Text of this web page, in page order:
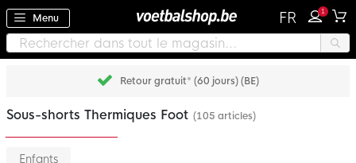
Menu FR 1
Retour gratuit* (60 jours) (BE)
Sous-shorts Thermiques Foot (105 articles)
Enfants